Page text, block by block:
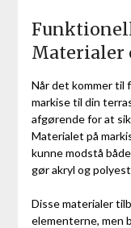
Materialer
Når det kommer til
markise til din
afgørende for at
Materialet på
kunne modstå
gør akryl og
Disse materialer
elementerne, men